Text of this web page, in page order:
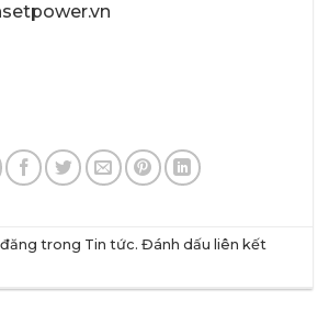
trong Tin tức. Đánh dấu liên kết